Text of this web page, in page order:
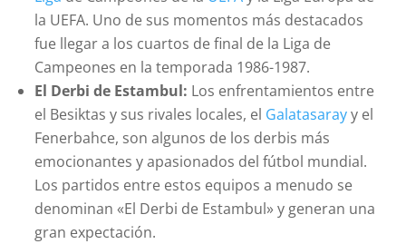
la UEFA. Uno de sus momentos más destacados
fue llegar a los cuartos de final de la Liga de
Campeones en la temporada 1986-1987.
El Derbi de Estambul: Los enfrentamientos entre
el Besiktas y sus rivales locales, el Galatasarayy el
Fenerbahce, son algunos de los derbis más
emocionantes y apasionados del fútbol mundial.
Los partidos entre estos equipos a menudo se
denominan «El Derbi de Estambul» y generan una
gran expectación.